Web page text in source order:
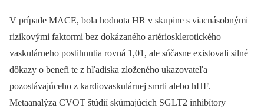
V prípade MACE, bola hodnota HR v skupine s viacnásobnými
rizikovými faktormi bez dokázaného artériosklerotického
vaskulárneho postihnutia rovná 1,01, ale súčasne existovali silné
dôkazy o benefi te z hľadiska zloženého ukazovateľa
pozostávajúceho z kardiovaskulárnej smrti alebo hHF.
Metaanalýza CVOT štúdií skúmajúcich SGLT2 inhibítory